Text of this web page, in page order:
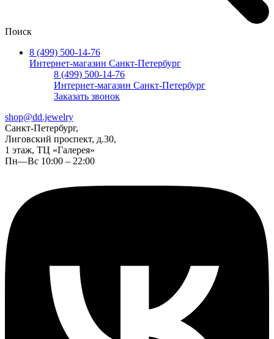
Поиск
8 (499) 500-14-76
Интернет-магазин Санкт-Петербург
8 (499) 500-14-76
Интернет-магазин Санкт-Петербург
Заказать звонок
shop@dd.jewelry
Санкт-Петербург,
Лиговский проспект, д.30,
1 этаж, ТЦ «Галерея»
Пн—Вс 10:00 – 22:00